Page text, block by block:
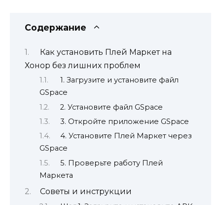
Содержание
Как установить Плей Маркет на
Хонор без лишних проблем
1. Загрузите и установите файл
GSpace
2. Установите файл GSpace
3. Откройте приложение GSpace
4. Установите Плей Маркет через
GSpace
5. Проверьте работу Плей
Маркета
Советы и инструкции